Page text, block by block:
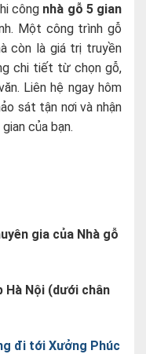
công nhà gỗ 5 gian
Một công trình gỗ
còn là giá trị truyền
chi tiết từ chọn gỗ,
Liên hệ ngay hôm
sát tận nơi và nhận
của bạn.
gia của Nhà gỗ
Hà Nội (dưới chân
đi tới Xưởng Phúc